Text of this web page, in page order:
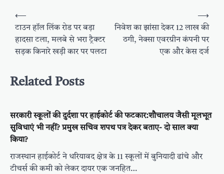
Post
navigation
⟵
टाउन हॉल लिंक रोड पर बड़ा
हादसा टला, मलबे से भरा ट्रैक्टर
सड़क किनारे खड़ी कार पर पलटा
निवेश का झांसा देकर 12 लाख की
ठगी, नेक्सा एवरग्रीन कंपनी पर
एक और केस दर्ज
⟶
Related Posts
सरकारी स्कूलों की दुर्दशा पर हाईकोर्ट की फटकार:शौचालय जैसी मूलभूत
सुविधाएं भी नहीं? प्रमुख सचिव शपथ पत्र देकर बताए- दो साल क्या
किया?
राजस्थान हाईकोर्ट ने धरियावद क्षेत्र के 11 स्कूलों में बुनियादी ढांचे और
टीचर्स की कमी को लेकर दायर एक जनहित…